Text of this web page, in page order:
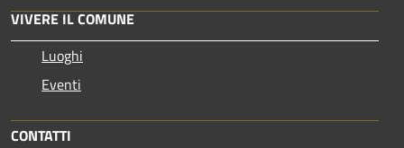
VIVERE IL COMUNE
Luoghi
Eventi
CONTATTI